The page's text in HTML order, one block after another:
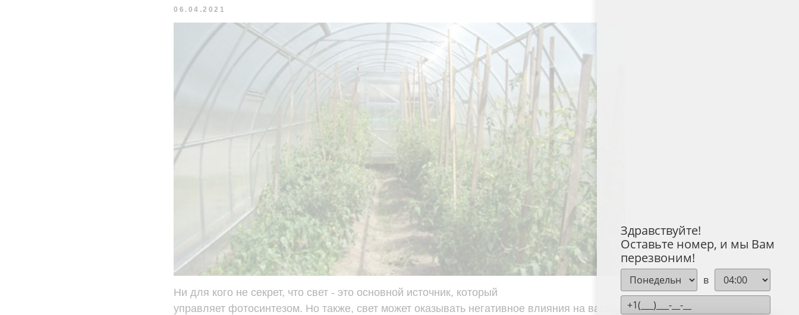
06.04.2021
Ни для кого не секрет, что свет - это основной источник, который
управляет фотосинтезом. Но также, свет может оказывать негативное влияния на ваши
Здравствуйте!
Оставьте номер, и мы Вам
перезвоним!
в